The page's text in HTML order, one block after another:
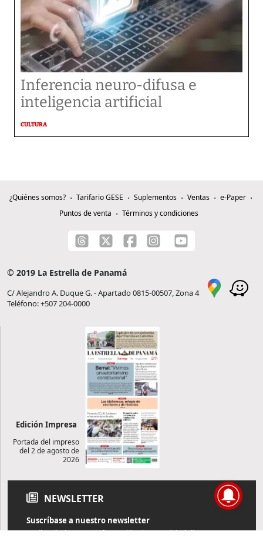
Inferencia neuro-difusa e
inteligencia artificial
CULTURA
¿Quiénes somos? Tarifario GESE Suplementos Ventas
e-Paper
Puntos de venta
Términos y condiciones
© 2019 La Estrella de Panamá
C/ Alejandro A. Duque G. - Apartado 0815-00507, Zona 4
Teléfono: +507 204-0000
Edición Impresa
Portada del impreso
del 2 de agosto de
2026
NEWSLETTER
Suscríbase a nuestro newsletter
Reciba diariamente información de actualidad directamente en